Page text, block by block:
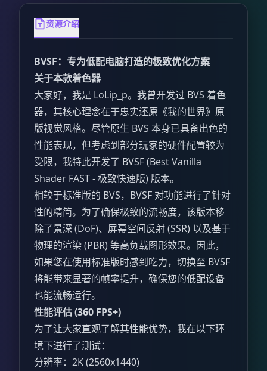
资源介绍
BVSF：专为低配电脑打造的极致优化方案
关于本款着色器
大家好，我是 LoLip_p。我曾开发过 BVS 着色
器，其核心理念在于忠实还原《我的世界》原
版视觉风格。尽管原生 BVS 本身已具备出色的
性能表现，但考虑到部分玩家的硬件配置较为
受限，我特此开发了 BVSF (Best Vanilla
Shader FAST - 极致快速版) 版本。
相较于标准版的 BVS，BVSF 对功能进行了针对
性的精简。为了确保极致的流畅度，该版本移
除了景深 (DoF)、屏幕空间反射 (SSR) 以及基于
物理的渲染 (PBR) 等高负载图形效果。因此，
如果您在使用标准版时感到吃力，切换至 BVSF
将能带来显著的帧率提升，确保您的低配设备
也能流畅运行。
性能评估 (360 FPS+)
为了让大家直观了解其性能优势，我在以下环
境下进行了测试：
分辨率：2K (2560x1440)